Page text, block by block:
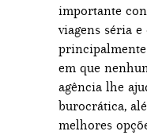
importante
viagens séria
em que
agência lhe
burocrática,
melhores